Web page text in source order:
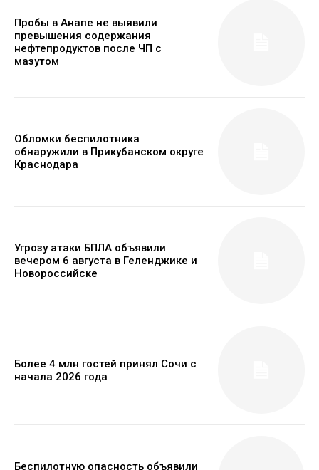
Пробы в Анапе не выявили
превышения содержания
нефтепродуктов после ЧП с
мазутом
Обломки беспилотника
обнаружили в Прикубанском округе
Краснодара
Угрозу атаки БПЛА объявили
вечером 6 августа в Геленджике и
Новороссийске
Более 4 млн гостей принял Сочи с
начала 2026 года
Беспилотную опасность объявили